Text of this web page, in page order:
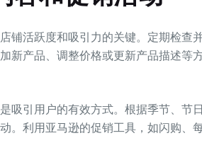
铺活跃度和吸引力的关键。定期检查
新产品、调整价格或更新产品描述等
引用户的有效方式。根据季节、节
。利用亚马逊的促销工具，如闪购、